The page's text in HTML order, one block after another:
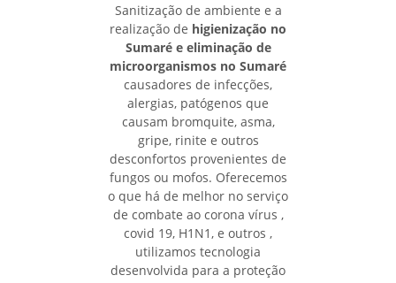
Sanitização de ambiente e a
realização de higienização no
Sumaré e eliminação de
microorganismos no Sumaré
causadores de infecções,
alergias, patógenos que
causam bromquite, asma,
gripe, rinite e outros
desconfortos provenientes de
fungos ou mofos. Oferecemos
o que há de melhor no serviço
de combate ao corona vírus ,
covid 19, H1N1, e outros ,
utilizamos tecnologia
desenvolvida para a proteção